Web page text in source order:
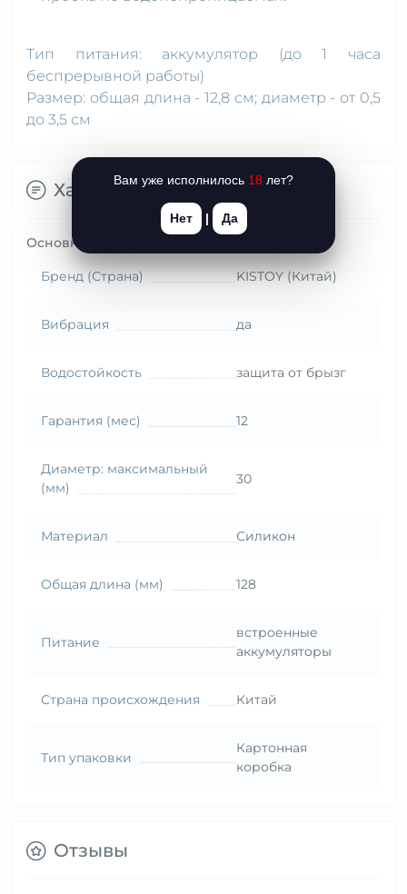
Тип питания: аккумулятор (до 1 часа
беспрерывной работы)
Размер: общая длина - 12,8 см; диаметр - от 0,5
до 3,5 см
Характеристики
Основные характеристики
Бренд (Страна) KISTOY (Китай)
Вибрация да
Водостойкость защита от брызг
Гарантия (мес) 12
Диаметр: максимальный
(мм)
30
Материал Силикон
Общая длина (мм) 128
Питание
встроенные
аккумуляторы
Страна происхождения Китай
Тип упаковки
Картонная
коробка
Отзывы
Вам уже исполнилось 18 лет?
Нет | Да